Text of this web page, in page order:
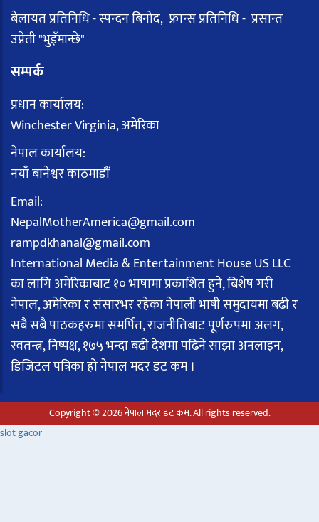
बेलायत प्रतिनिधि - स्पन्दन बिनोद, फ्रान्स प्रतिनिधि - प्रसान्त
उप्रेती "भुइँमान्छे"
सम्पर्क
प्रधान कार्यालय:
Winchester Virginia, अमेरिका
नेपाल कार्यालय:
नयाँ बानेश्वर काठमाडौं
Email:
NepalMotherAmerica@gmail.com
rampdkhanal@gmail.com
International Media & Entertainment House US LLC
का लागि अमेरिकाबाट १० भाषामा प्रकाशित हुने, बिशेष गरी
नेपाल, अमेरिका र संसारभर रहेका नेपाली भाषी समुदायमा बढी र
सबै सबै पाठकहरुमा समर्पित, राजनीतिबाट पूर्णरुपमा अलग,
स्वतन्त्र, निष्पक्ष, १७५ भन्दा बढी देशमा पढिने साझा अनलाइन,
डिजिटल पत्रिका हो नेपाल मदर डट कम ।
Copyright © 2026 नेपाल मदर डट कम. All rights reserved.
slot gacor